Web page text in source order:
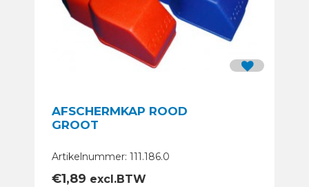
AFSCHERMKAP ROOD
GROOT
Artikelnummer: 111.186.0
€1,89 excl.BTW